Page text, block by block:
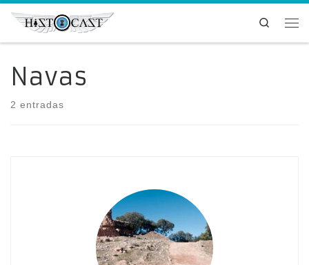
Saltar al contenido
Search
Navas
2 entradas